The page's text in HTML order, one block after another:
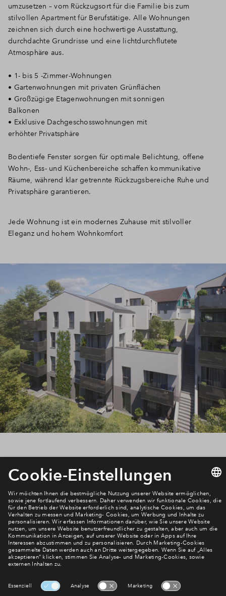
umzusetzen – vom Rückzugsort für die Familie bis zum
stilvollen Apartment für Berufstätige. Alle Wohnungen
zeichnen sich durch eine hochwertige Ausstattung,
durchdachte Grundrisse und eine lichtdurchflutete
Atmosphäre aus.
• 1- bis 5 -Zimmer-Wohnungen
• Gartenwohnungen mit privaten Grünflächen
• Großzügige Etagenwohnungen mit sonnigen
Balkonen
• Exklusive Dachgeschosswohnungen mit
erhöhter Privatsphäre
Bodentiefe Fenster sorgen für optimale Belichtung, offene
Wohn-, Ess- und Küchenbereiche schaffen kommunikative
Räume, während klar getrennte Rückzugsbereiche Ruhe und
Privatsphäre garantieren.
Jede Wohnung ist ein modernes Zuhause mit stilvoller
Eleganz und hohem Wohnkomfort
Newsletter Anmeldung
Verpassen Sie zu diesem Wohnprojekt keine Neuigkeiten
mehr! Wir halten Sie auf dem Laufenden – mit unserem
regelmäßig erscheinenden Newsletter informieren wir Sie
über den Stand dieses und weiterer Neubauprojekte.
E-Mail-Adresse
Abonnieren